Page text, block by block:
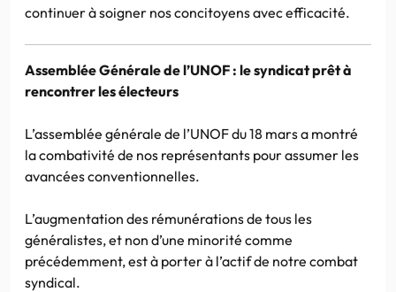
continuer à soigner nos concitoyens avec efficacité.
Assemblée Générale de l’UNOF : le syndicat prêt à
rencontrer les électeurs
L’assemblée générale de l’UNOF du 18 mars a montré
la combativité de nos représentants pour assumer les
avancées conventionnelles.
L’augmentation des rémunérations de tous les
généralistes, et non d’une minorité comme
précédemment, est à porter à l’actif de notre combat
syndical.